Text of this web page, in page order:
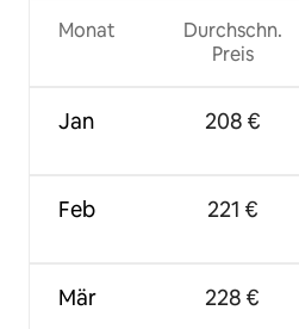
Monat
Jan
Feb
Mär
Durchschn.
Preis
208 €
221 €
228 €